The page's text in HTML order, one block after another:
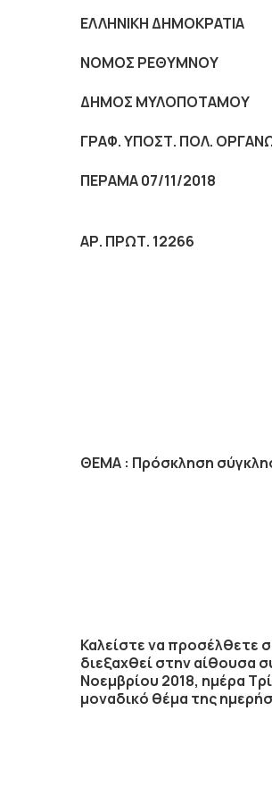
ΕΛΛΗΝΙΚΗ ΔΗΜΟΚΡΑΤΙΑ
NOMOΣ ΡΕΘΥΜΝΟΥ
ΔΗΜΟΣ ΜΥΛΟΠΟΤΑΜΟΥ
ΓΡΑΦ. ΥΠΟΣΤ. ΠΟΛ.
ΠΕΡΑΜΑ 07/11/2018
ΑΡ. ΠΡΩΤ. 12266
ΘΕΜΑ : Πρόσκληση
Καλείστε να προσέλθετε
διεξαχθεί στην αίθουσα
Νοεμβρίου 2018, ημέρα
μοναδικό θέμα της